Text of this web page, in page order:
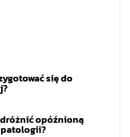
się do
opóźnioną